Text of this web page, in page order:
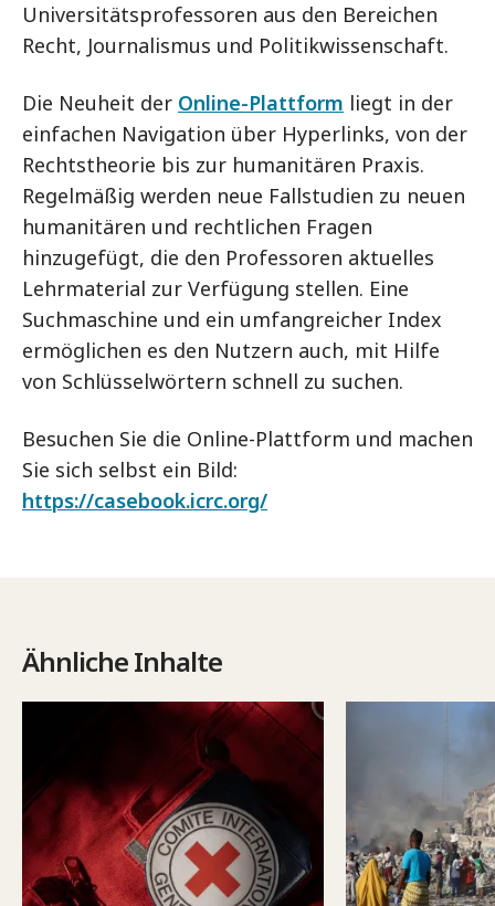
Universitätsprofessoren aus den Bereichen
Recht, Journalismus und Politikwissenschaft.
Die Neuheit der Online-Plattform liegt in der
einfachen Navigation über Hyperlinks, von der
Rechtstheorie bis zur humanitären Praxis.
Regelmäßig werden neue Fallstudien zu neuen
humanitären und rechtlichen Fragen
hinzugefügt, die den Professoren aktuelles
Lehrmaterial zur Verfügung stellen. Eine
Suchmaschine und ein umfangreicher Index
ermöglichen es den Nutzern auch, mit Hilfe
von Schlüsselwörtern schnell zu suchen.
Besuchen Sie die Online-Plattform und machen
Sie sich selbst ein Bild:
https://casebook.icrc.org/
Ähnliche Inhalte